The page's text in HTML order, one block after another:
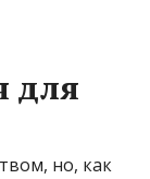
для
но, как